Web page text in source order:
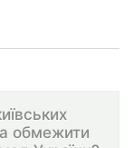
обмежити